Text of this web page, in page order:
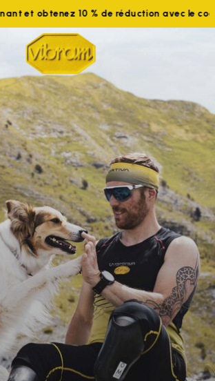
10 % de réduction avec le code